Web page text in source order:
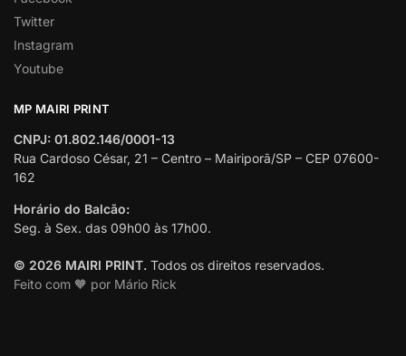
Twitter
Instagram
Youtube
MP MAIRI PRINT
CNPJ: 01.802.146/0001-13
Rua Cardoso César, 21 – Centro – Mairiporã/SP – CEP 07600-
162
Horário do Balcão:
Seg. à Sex. das 09h00 às 17h00.
© 2026 MAIRI PRINT. Todos os direitos reservados.
Feito com 🧡 por Mário Rick